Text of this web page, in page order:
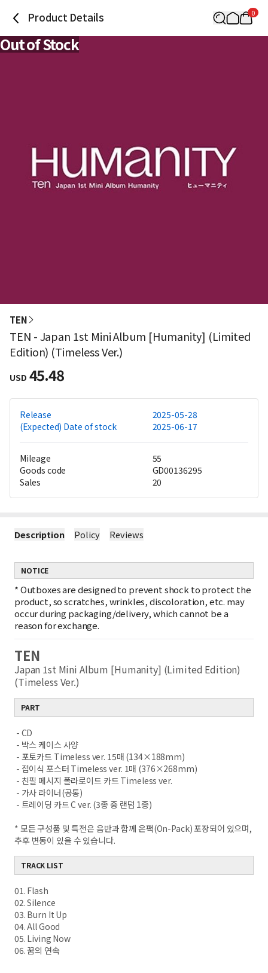
Product Details 0
Out of Stock
TEN
TEN - Japan 1st Mini Album [Humanity] (Limited
Edition) (Timeless Ver.)
USD 45.48
Release
2025-05-28
(Expected) Date of stock
2025-06-17
Mileage
55
Goods code
GD00136295
Sales
20
Description Policy Reviews
NOTICE
*Outboxes are designed to prevent shock to protect the
product, so scratches, wrinkles, discoloration, etc. may
occur during packaging/delivery, which cannot be a
reason for exchange.
TEN
Japan 1st Mini Album [Humanity] (Limited Edition)
(Timeless Ver.)
PART
- CD
- 박스 케이스 사양
- 포토카드 Timeless ver. 15매 (134×188mm)
- 접이식 포스터 Timeless ver. 1매 (376×268mm)
- 친필 메시지 폴라로이드 카드 Timeless ver.
- 가사 라이너(공통)
- 트레이딩 카드 C ver. (3종 중 랜덤 1종)
* 모든 구성품 및 특전은 음반과 함께 온팩(On-Pack) 포장되어 있으며,
추후 변동이 있을 수 있습니다.
TRACK LIST
01. Flash
02. Silence
03. Burn It Up
04. All Good
05. Living Now
06. 꿈의 연속